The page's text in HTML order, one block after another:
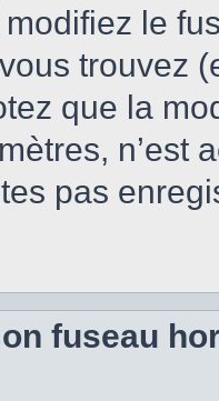
le
trouvez
que la
n’est
pas
fuseau